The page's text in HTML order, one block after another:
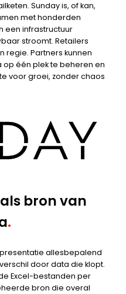
Sunday is, of kan,
met honderden
een infrastructuur
stroomt. Retailers
regie. Partners kunnen
op één plek te beheren en
voor groei, zonder chaos
bron van
.
allesbepalend
door data die klopt.
Excel-bestanden per
bron die overal